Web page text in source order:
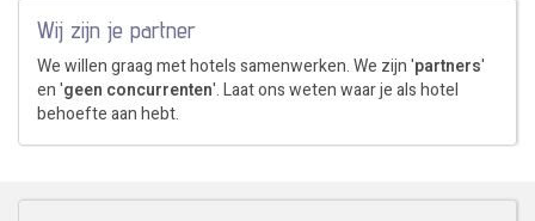
Wij zijn je partner
We willen graag met hotels samenwerken. We zijn 'partners'
en 'geen concurrenten'. Laat ons weten waar je als hotel
behoefte aan hebt.